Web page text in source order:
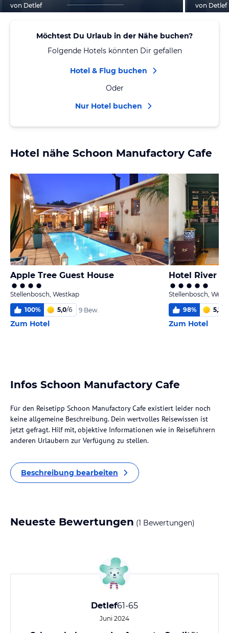
von Detlef von Detlef
Möchtest Du Urlaub in der Nähe buchen?
Folgende Hotels könnten Dir gefallen
Hotel & Flug buchen
Oder
Nur Hotel buchen
Hotel nähe Schoon Manufactory Cafe
Apple Tree Guest House
Stellenbosch, Westkap
100% 5,0/6 9 Bew.
Zum Hotel
Hotel River
Stellenbosch,
98% 5,2
Zum Hotel
Infos Schoon Manufactory Cafe
Für den Reisetipp Schoon Manufactory Cafe existiert leider noch
keine allgemeine Beschreibung. Dein wertvolles Reisewissen ist
jetzt gefragt. Hilf mit, objektive Informationen wie in Reiseführern
anderen Urlaubern zur Verfügung zu stellen.
Beschreibung bearbeiten
Neueste Bewertungen (1 Bewertungen)
Detlef61-65
Juni 2024